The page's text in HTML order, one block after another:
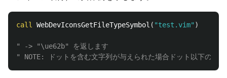
call WebDevIconsGetFileTypeSymbol ( "test.vim" )
" -> "\ue62b" を返します
" NOTE: ドットを含む文字列が与えられた場合ドット以下の拡